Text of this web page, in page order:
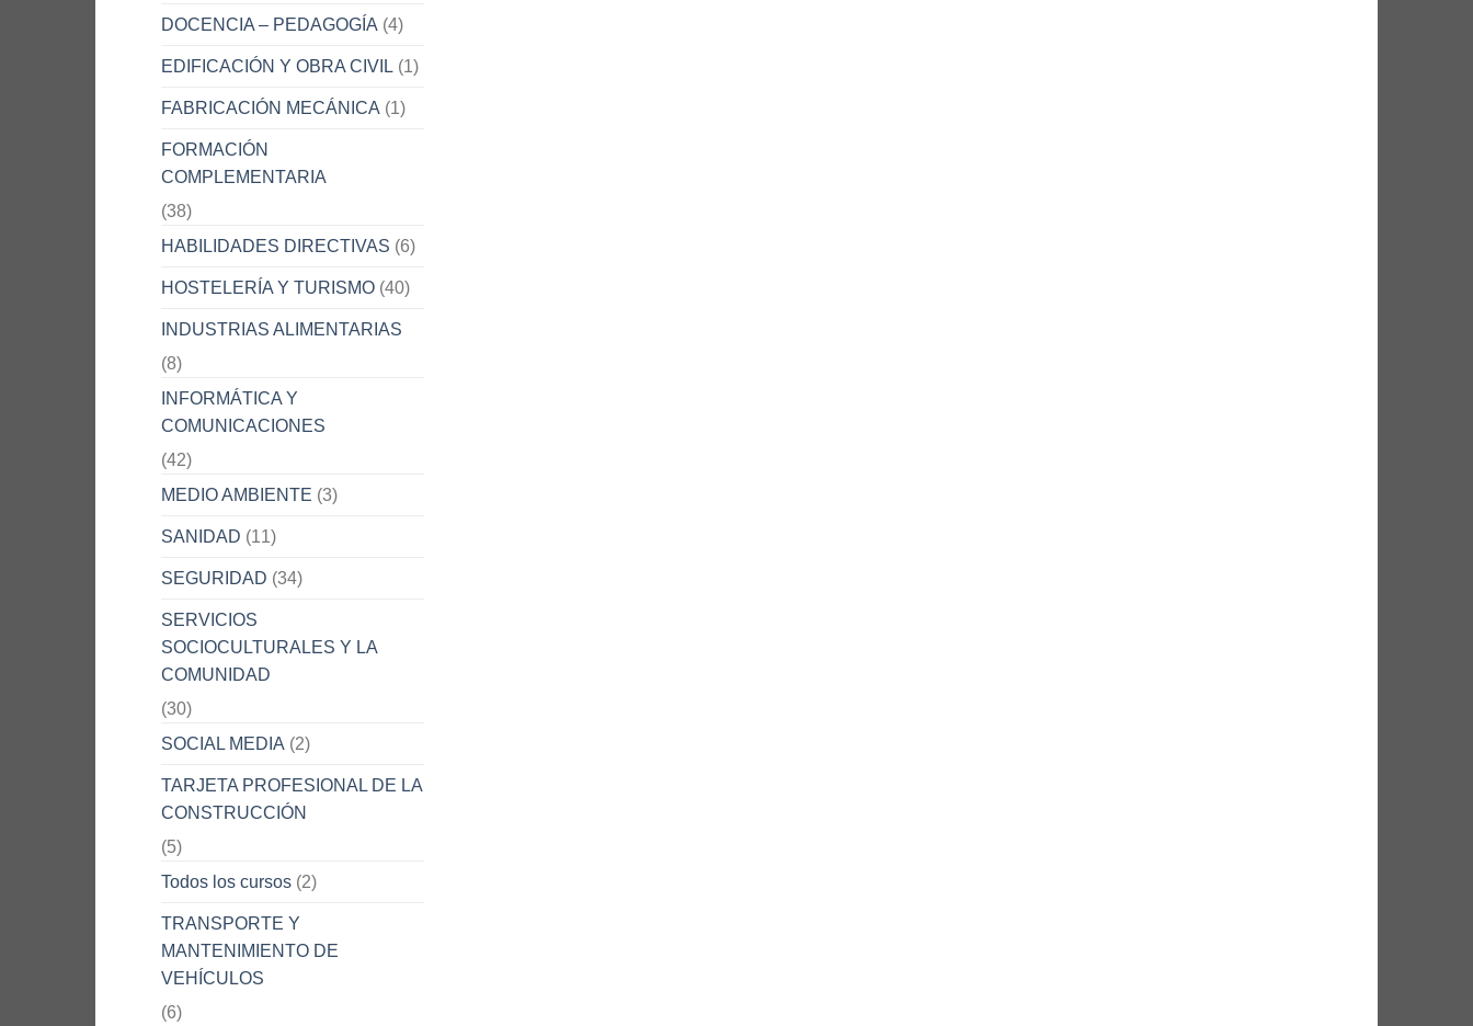
DOCENCIA – PEDAGOGÍA (4)
EDIFICACIÓN Y OBRA CIVIL (1)
FABRICACIÓN MECÁNICA (1)
FORMACIÓN
COMPLEMENTARIA
(38)
HABILIDADES DIRECTIVAS (6)
HOSTELERÍA Y TURISMO (40)
INDUSTRIAS ALIMENTARIAS
(8)
INFORMÁTICA Y
COMUNICACIONES
(42)
MEDIO AMBIENTE (3)
SANIDAD (11)
SEGURIDAD (34)
SERVICIOS
SOCIOCULTURALES Y LA
COMUNIDAD
(30)
SOCIAL MEDIA (2)
TARJETA PROFESIONAL DE LA
CONSTRUCCIÓN
(5)
Todos los cursos (2)
TRANSPORTE Y
MANTENIMIENTO DE
VEHÍCULOS
(6)